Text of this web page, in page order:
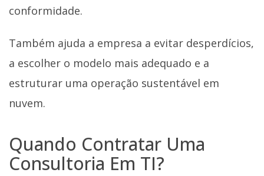
conformidade.
Também ajuda a empresa a evitar desperdícios,
a escolher o modelo mais adequado e a
estruturar uma operação sustentável em
nuvem.
Quando Contratar Uma
Consultoria Em TI?